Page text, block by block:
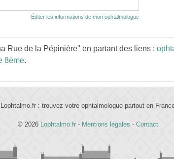
Éditer les informations de mon ophtalmologue
Rue de la Pépinière" en partant des liens :
8ème.
Lophtalmo.fr : trouvez votre ophtalmologue partout en
© 2026 Lophtalmo.fr - Mentions légales - Contact